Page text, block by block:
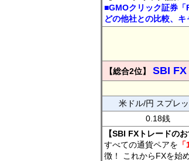
■GMOクリック証券
どの他社との比較、
【総合2位】 SBI FX
米ドル/円 スプレ
0.18銭
【SBI FXトレードの
すべての通貨ペアを
徴！ これからFXを始